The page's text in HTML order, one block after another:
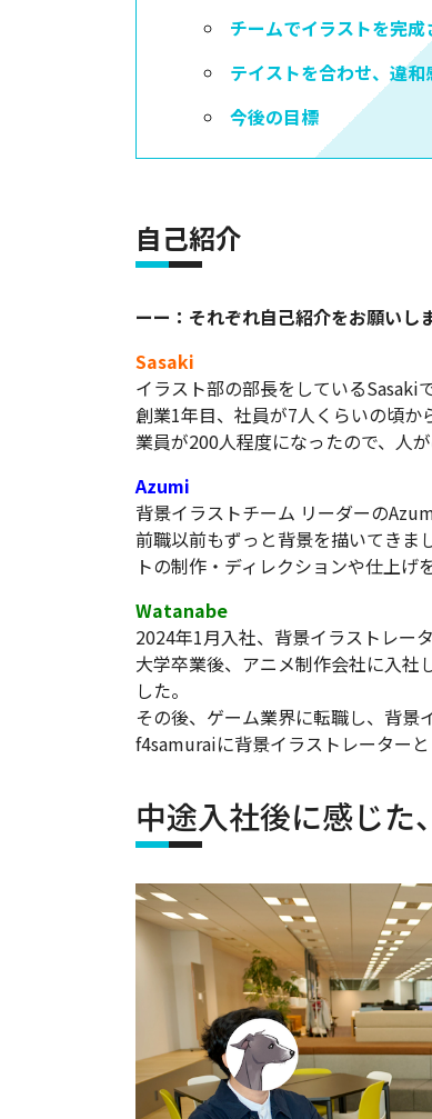
チームでイラストを完成
テイストを合わせ、違
今後の目標
自己紹介
ーー：それぞれ自己紹介をお願いしま
Sasaki
イラスト部の部長をしているSasaki
創業1年目、社員が7人くらいの頃
業員が200人程度になったので、人
Azumi
背景イラストチーム リーダーの
前職以前もずっと背景を描いてきま
トの制作・ディレクションや仕上げ
Watanabe
2024年1月入社、背景イラストレー
大学卒業後、アニメ制作会社に入社
した。
その後、ゲーム業界に転職し、背景
f4samuraiに背景イラストレーター
中途入社後に感じた